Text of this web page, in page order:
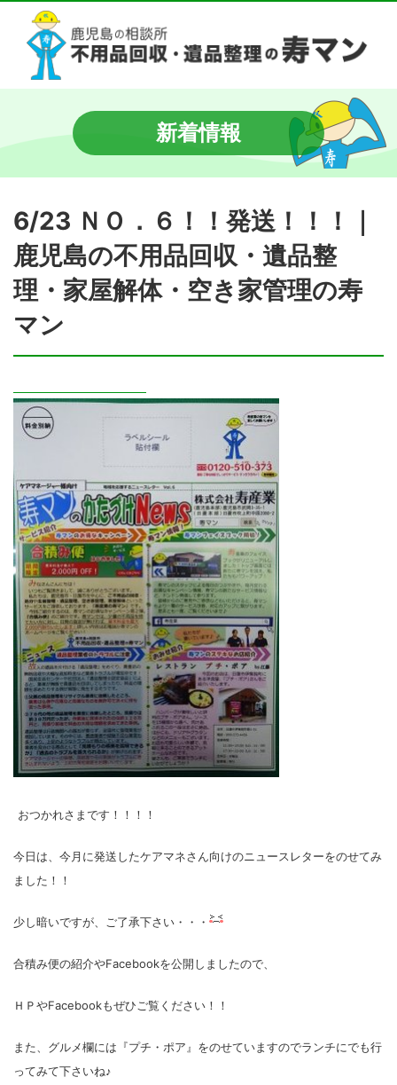
新着情報
6/23 ＮＯ．６！！発送！！！｜
鹿児島の不用品回収・遺品整
理・家屋解体・空き家管理の寿
マン
おつかれさまです！！！！
今日は、今月に発送したケアマネさん向けのニュースレターをのせてみ
ました！！
少し暗いですが、ご了承下さい・・・
合積み便の紹介やFacebookを公開しましたので、
ＨＰやFacebookもぜひご覧ください！！
また、グルメ欄には『プチ・ポア』をのせていますのでランチにでも行
ってみて下さいね♪